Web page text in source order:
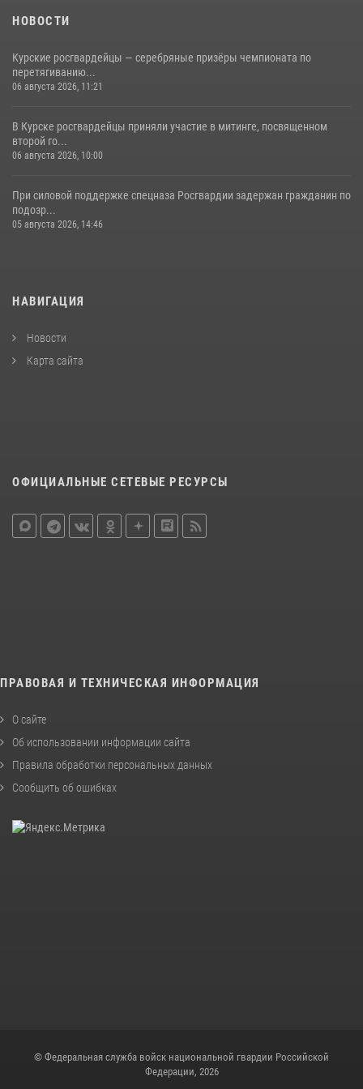
НОВОСТИ
Курские росгвардейцы — серебряные призёры чемпионата по
перетягиванию...
06 августа 2026, 11:21
В Курске росгвардейцы приняли участие в митинге, посвященном
второй го...
06 августа 2026, 10:00
При силовой поддержке спецназа Росгвардии задержан гражданин по
подозр...
05 августа 2026, 14:46
НАВИГАЦИЯ
Новости
Карта сайта
ОФИЦИАЛЬНЫЕ СЕТЕВЫЕ РЕСУРСЫ
ПРАВОВАЯ И ТЕХНИЧЕСКАЯ ИНФОРМАЦИЯ
О сайте
Об использовании информации сайта
Правила обработки персональных данных
Сообщить об ошибках
© Федеральная служба войск национальной гвардии Российской
Федерации, 2026